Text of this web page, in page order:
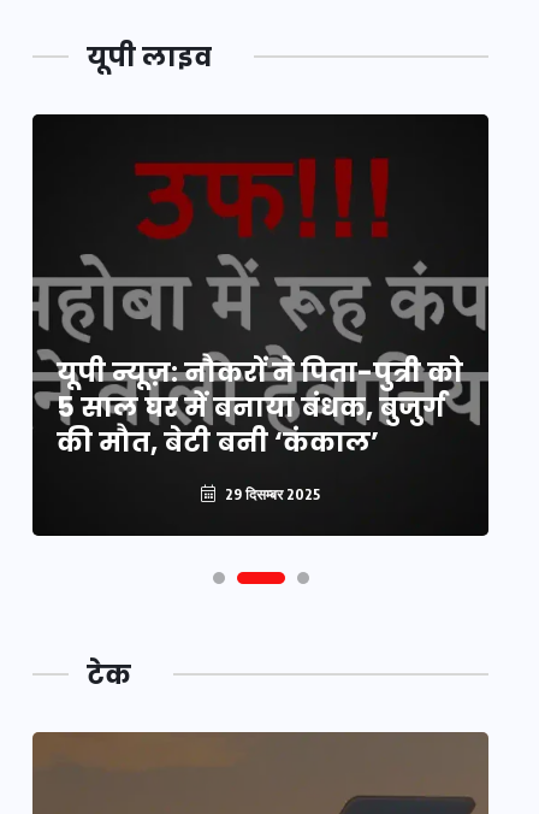
यूपी लाइव
यूपी न्यूज़: नौकरों ने पिता-पुत्री को
5 साल घर में बनाया बंधक, बुजुर्ग
की मौत, बेटी बनी ‘कंकाल’
29 दिसम्बर 2025
टेक